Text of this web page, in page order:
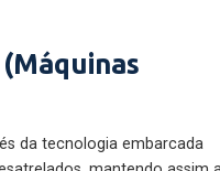
da tecnologia embarcada
mantendo assim a